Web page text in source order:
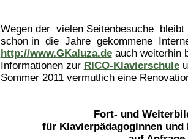
Wegen der vielen Seitenbesuche
schon in die Jahre gekommene
http://www.GKaluza.deauch weiterhin
Informationen zur RICO-Klavierschule
Sommer 2011 vermutlich eine
Fort- und
für Klavierpädagoginnen und